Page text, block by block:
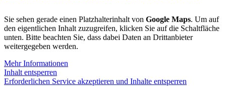
Sie sehen gerade einen Platzhalterinhalt von Google Maps. Um auf
den eigentlichen Inhalt zuzugreifen, klicken Sie auf die Schaltfläche
unten. Bitte beachten Sie, dass dabei Daten an Drittanbieter
weitergegeben werden.
Mehr Informationen
Inhalt entsperren
Erforderlichen Service akzeptieren und Inhalte entsperren